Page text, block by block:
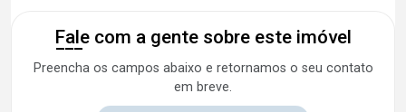
Fale com a gente sobre este imóvel
Preencha os campos abaixo e retornamos o seu contato
em breve.